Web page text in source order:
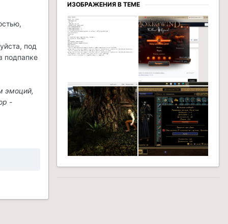
под
подпапке
эмоций,
-
ИЗОБРАЖЕНИЯ В ТЕМЕ